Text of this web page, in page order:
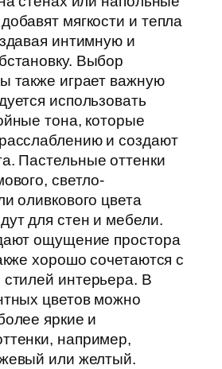
мягкости и тепла
интимную и
Выбор
также играет важную
использовать
тона, которые
и создают
Пастельные оттенки
светло-
оливкового цвета
для стен и мебели.
ощущение простора
хорошо сочетаются с
интерьера. В
цветов можно
яркие и
например,
или желтый.